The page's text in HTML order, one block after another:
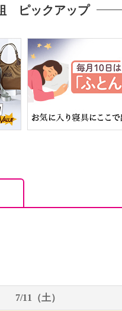
ピックアップ
7/11（土）